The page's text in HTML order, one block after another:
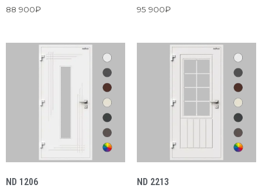
88 900₽ 95 900₽
ND 1206 ND 2213